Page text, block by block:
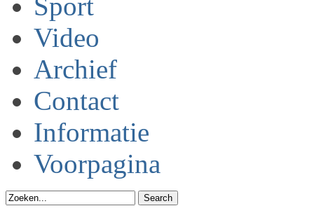
Video
Archief
Contact
Informatie
Voorpagina